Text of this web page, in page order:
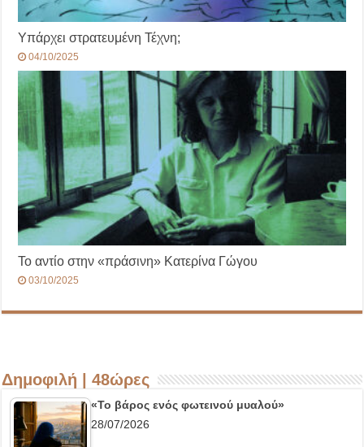
Υπάρχει στρατευμένη Τέχνη;
04/10/2025
Το αντίο στην «πράσινη» Κατερίνα Γώγου
03/10/2025
Δημοφιλή | 48ώρες
«Το βάρος ενός φωτεινού μυαλού»
28/07/2026